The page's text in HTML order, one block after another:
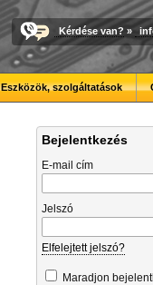
Kérdése van? »
Eszközök, szolgáltatások
Bejelentkezés
E-mail cím
Jelszó
Elfelejtett jelszó?
Maradjon